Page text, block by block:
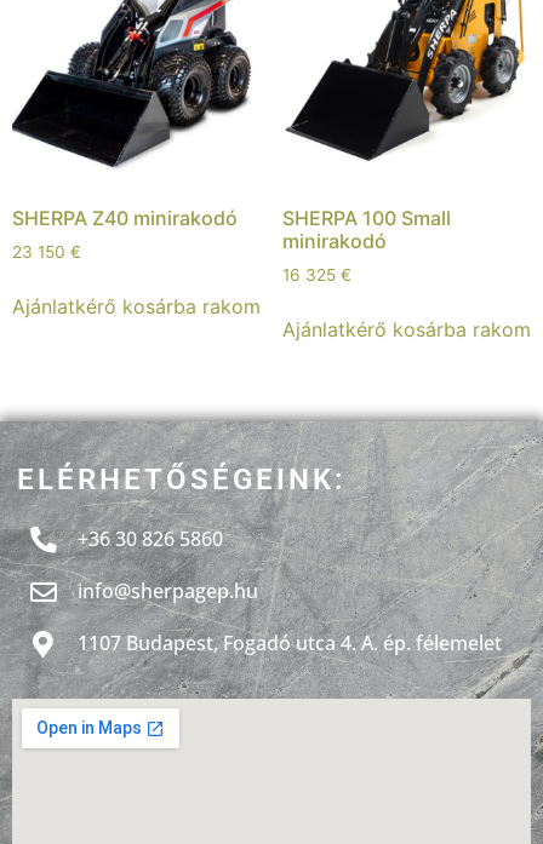
SHERPA Z40 minirakodó
23 150 €
Ajánlatkérő kosárba rakom
SHERPA 100 Small
minirakodó
16 325 €
Ajánlatkérő kosárba rakom
ELÉRHETŐSÉGEINK:
+36 30 826 5860
info@sherpagep.hu
1107 Budapest, Fogadó utca 4. A. ép. félemelet